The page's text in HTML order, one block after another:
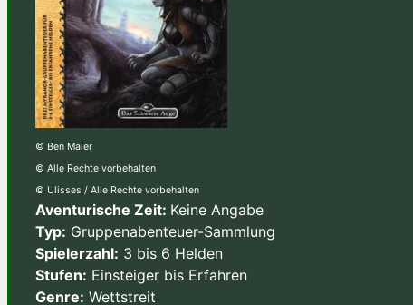
© Ben Maier
© Alle Rechte vorbehalten
© Ulisses / Alle Rechte vorbehalten
Aventurische Zeit: Keine Angabe
Typ: Gruppenabenteuer-Sammlung
Spielerzahl: 3 bis 6 Helden
Stufen: Einsteiger bis Erfahren
Genre: Wettstreit